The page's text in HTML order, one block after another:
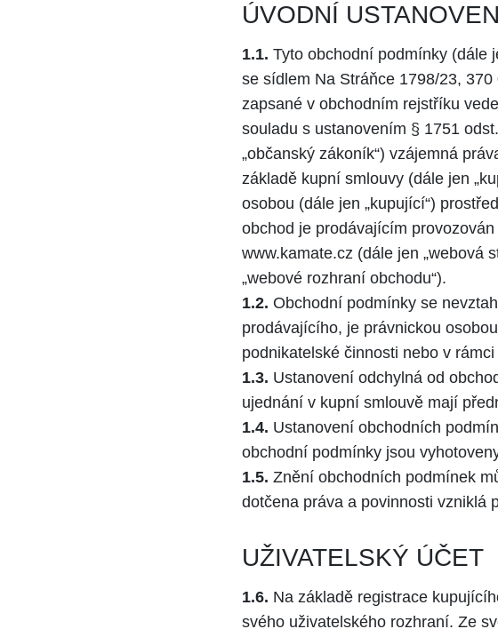
ÚVODNÍ
1.1. Tyto obchodní podmínky (dále
se sídlem Na Stráňce 1798/23,
zapsané v obchodním rejstříku
souladu s ustanovením § 1751
„občanský zákoník“) vzájemná
základě kupní smlouvy (dále jen
osobou (dále jen „kupující“)
obchod je prodávajícím
www.kamate.cz (dále jen „webová
„webové rozhraní obchodu“).
1.2. Obchodní podmínky se
prodávajícího, je právnickou
podnikatelské činnosti nebo v
1.3. Ustanovení odchylná od
ujednání v kupní smlouvě mají
1.4. Ustanovení obchodních
obchodní podmínky jsou
1.5. Znění obchodních podmínek
dotčena práva a povinnosti vzniklá
UŽIVATELSKÝ ÚČET
1.6. Na základě registrace
svého uživatelského rozhraní. Ze